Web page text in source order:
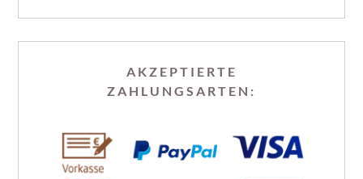
AKZEPTIERTE
ZAHLUNGSARTEN: